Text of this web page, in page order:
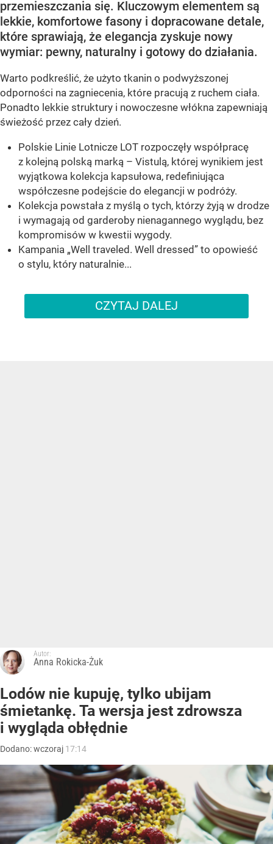
przemieszczania się. Kluczowym elementem są
lekkie, komfortowe fasony i dopracowane detale,
które sprawiają, że elegancja zyskuje nowy
wymiar: pewny, naturalny i gotowy do działania.
Warto podkreślić, że użyto tkanin o podwyższonej
odporności na zagniecenia, które pracują z ruchem ciała.
Ponadto lekkie struktury i nowoczesne włókna zapewniają
świeżość przez cały dzień.
Polskie Linie Lotnicze LOT rozpoczęły współpracę
z kolejną polską marką – Vistulą, której wynikiem jest
wyjątkowa kolekcja kapsułowa, redefiniująca
współczesne podejście do elegancji w podróży.
Kolekcja powstała z myślą o tych, którzy żyją w drodze
i wymagają od garderoby nienagannego wyglądu, bez
kompromisów w kwestii wygody.
Kampania „Well traveled. Well dressed” to opowieść
o stylu, który naturalnie...
CZYTAJ DALEJ
Autor:
Anna Rokicka-Żuk
Lodów nie kupuję, tylko ubijam
śmietankę. Ta wersja jest zdrowsza
i wygląda obłędnie
Dodano:wczoraj 17:14